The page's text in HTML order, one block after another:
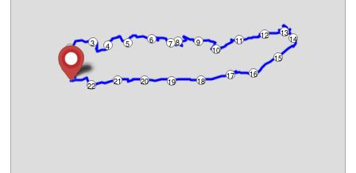
16
8
4
12
20
2
6
10
14
18
22
1
3 5 7 9 11
13
15
17
19
21